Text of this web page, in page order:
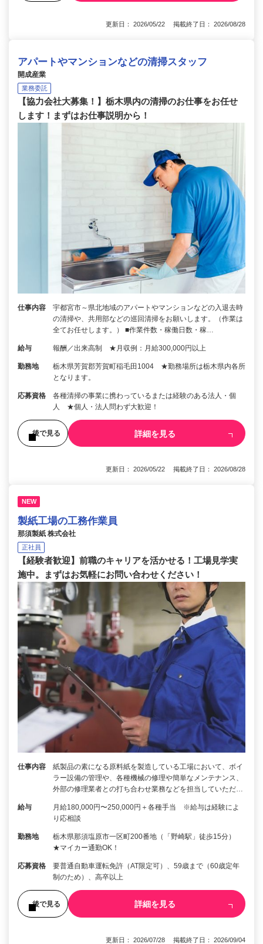
更新日： 2026/05/22 掲載終了日： 2026/08/28
アパートやマンションなどの清掃スタッフ
開成産業
業務委託
【協力会社大募集！】栃木県内の清掃のお仕事をお任せ
します！まずはお仕事説明から！
仕事内容
宇都宮市～県北地域のアパートやマンションなどの入退去時
の清掃や、共用部などの巡回清掃をお願いします。（作業は
全てお任せします。） ■作業件数・稼働日数・稼…
給与 報酬／出来高制 ★月収例：月給300,000円以上
勤務地
栃木県芳賀郡芳賀町稲毛田1004 ★勤務場所は栃木県内各所
となります。
応募資格
各種清掃の事業に携わっているまたは経験のある法人・個
人 ★個人・法人問わず大歓迎！
後で見る 詳細を見る
更新日： 2026/05/22 掲載終了日： 2026/08/28
NEW
製紙工場の工務作業員
那須製紙 株式会社
正社員
【経験者歓迎】前職のキャリアを活かせる！工場見学実
施中。まずはお気軽にお問い合わせください！
仕事内容
紙製品の素になる原料紙を製造している工場において、ボイ
ラー設備の管理や、各種機械の修理や簡単なメンテナンス、
外部の修理業者との打ち合わせ業務などを担当していただ…
給与
月給180,000円〜250,000円＋各種手当 ※給与は経験によ
り応相談
勤務地
栃木県那須塩原市一区町200番地（「野崎駅」徒歩15分）
★マイカー通勤OK！
応募資格
要普通自動車運転免許（AT限定可）、59歳まで（60歳定年
制のため）、高卒以上
後で見る 詳細を見る
更新日： 2026/07/28 掲載終了日： 2026/09/04